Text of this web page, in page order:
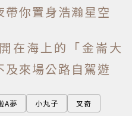
你置身浩瀚星空
在海上的「金崙大
來場公路自駕遊
A夢 小丸子
叉奇